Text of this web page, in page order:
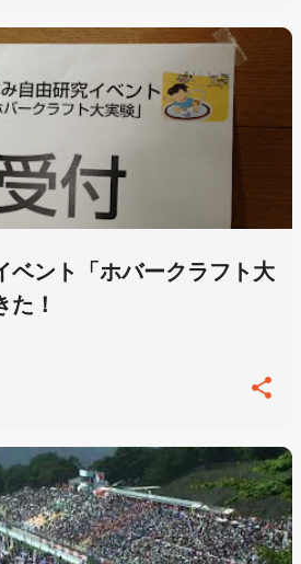
ベント「ホバークラフト大
た！